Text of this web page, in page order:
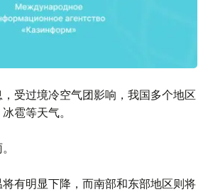
受过境冷空气团影响，我国多个地区
雹等天气。
有明显下降，而南部和东部地区则将